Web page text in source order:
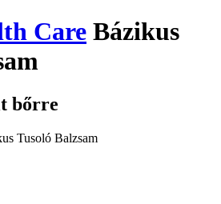
Care Bázikus
bőrre
Tusoló Balzsam